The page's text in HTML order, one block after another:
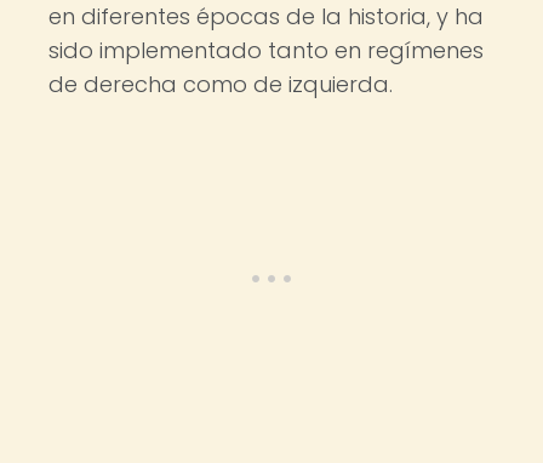
en diferentes épocas de la historia, y ha
sido implementado tanto en regímenes
de derecha como de izquierda.